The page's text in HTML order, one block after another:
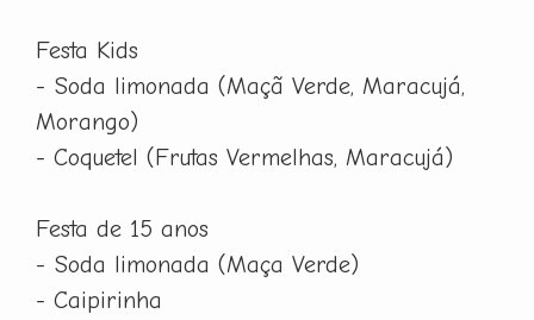
Festa Kids
- Soda limonada (Maçã Verde, Maracujá,
Morango)
- Coquetel (Frutas Vermelhas, Maracujá)
Festa de 15 anos
- Soda limonada (Maça Verde)
- Caipirinha